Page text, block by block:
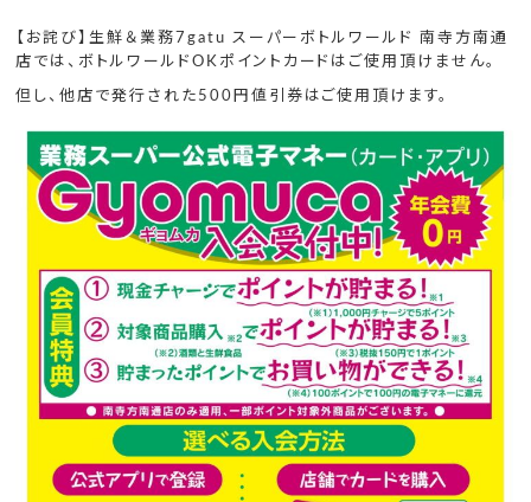
【お詫び】生鮮＆業務7gatu スーパーボトルワールド 南寺方南通
店では、ボトルワールドOKポイントカードはご使用頂けません。
但し、他店で発行された500円値引券はご使用頂けます。